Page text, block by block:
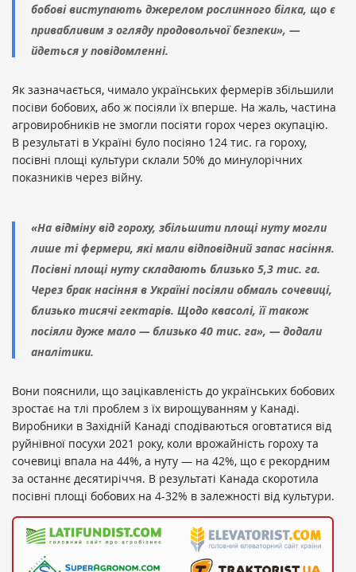
бобові виступають джерелом рослинного білка, що є
привабливим з огляду продовольчої безпеки», —
йдеться у повідомленні.
Як зазначається, чимало українських фермерів збільшили
посіви бобових, або ж посіяли їх вперше. На жаль, частина
агровиробників не змогли посіяти горох через окупацію.
В результаті в Україні було посіяно 124 тис. га гороху,
посівні площі культури склали 50% до минулорічних
показників через війну.
«На відміну від гороху, збільшити площі нуту могли
лише ті фермери, які мали відповідний запас насіння.
Посівні площі нуту складають близько 5,3 тис. га.
Через брак насіння в Україні посіяли обмаль сочевиці,
близько тисячі гектарів. Щодо квасолі, її також
посіяли дуже мало — близько 40 тис. га», — додали
аналітики.
Вони пояснили, що зацікавленість до українських бобових
зростає на тлі проблем з їх вирощуванням у Канаді.
Виробники в Західній Канаді сподіваються оговтатися від
руйнівної посухи 2021 року, коли врожайність гороху та
сочевиці впала на 44%, а нуту — на 42%, що є рекордним
за останнє десятиріччя. В результаті Канада скоротила
посівні площі бобових на 4-32% в залежності від культури.